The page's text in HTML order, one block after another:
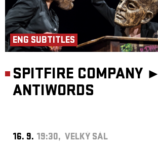
ENG SUBTITLES
SPITFIRE COMPANY ►
ANTIWORDS
16. 9. 19:30, VELKÝ SÁL